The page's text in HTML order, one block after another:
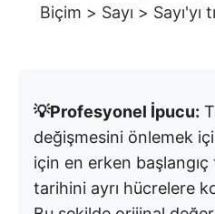
Biçim > Sayı > Sayı'yı
💡Profesyonel İpucu:
değişmesini önlemek
için en erken
tarihini ayrı hücrelere